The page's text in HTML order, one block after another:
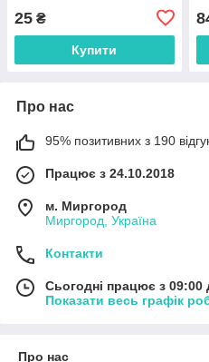
25 ₴
Купити
Про нас
95% позитивних з 190
Працює з 24.10.2018
м. Миргород
Миргород, Україна
Контакти
Сьогодні працює з 09:00
Показати весь графік
Про нас